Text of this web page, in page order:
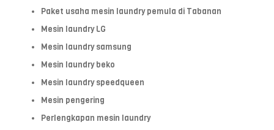
Paket usaha mesin laundry pemula di Tabanan
Mesin laundry LG
Mesin laundry samsung
Mesin laundry beko
Mesin laundry speedqueen
Mesin pengering
Perlengkapan mesin laundry